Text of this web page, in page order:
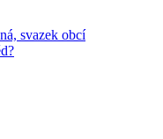
svazek obcí